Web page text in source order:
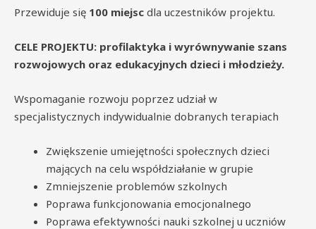
Przewiduje się 100 miejsc dla uczestników projektu.
CELE PROJEKTU: profilaktyka i wyrównywanie szans
rozwojowych oraz edukacyjnych dzieci i młodzieży.
Wspomaganie rozwoju poprzez udział w
specjalistycznych indywidualnie dobranych terapiach
Zwiększenie umiejętności społecznych dzieci
mających na celu współdziałanie w grupie
Zmniejszenie problemów szkolnych
Poprawa funkcjonowania emocjonalnego
Poprawa efektywności nauki szkolnej u uczniów